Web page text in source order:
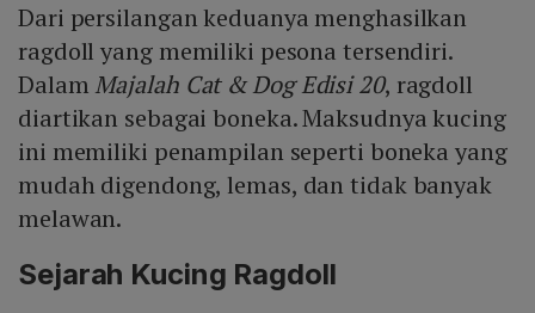
Dari persilangan keduanya menghasilkan
ragdoll yang memiliki pesona tersendiri.
Dalam Majalah Cat & Dog Edisi 20, ragdoll
diartikan sebagai boneka. Maksudnya kucing
ini memiliki penampilan seperti boneka yang
mudah digendong, lemas, dan tidak banyak
melawan.
Sejarah Kucing Ragdoll